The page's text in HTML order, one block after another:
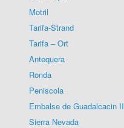
Motril
Tarifa-Strand
Tarifa – Ort
Antequera
Ronda
Peniscola
Embalse de Guadalcacin II
Sierra Nevada